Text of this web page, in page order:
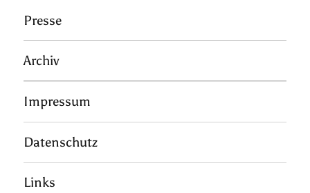
Presse
Archiv
Impressum
Datenschutz
Links